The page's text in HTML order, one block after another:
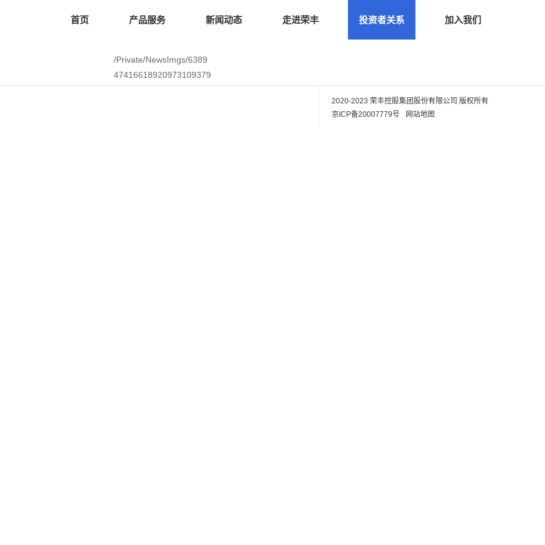
首页 产品服务 新闻动态 走进荣丰 投资者关系 加入我们
/Private/NewsImgs/6389
47416618920973109379
2020-2023 荣丰控股集团股份有限公司 版权所有
京ICP备20007779号
网站地图